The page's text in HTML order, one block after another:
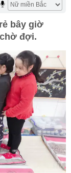
bây giờ
đợi.